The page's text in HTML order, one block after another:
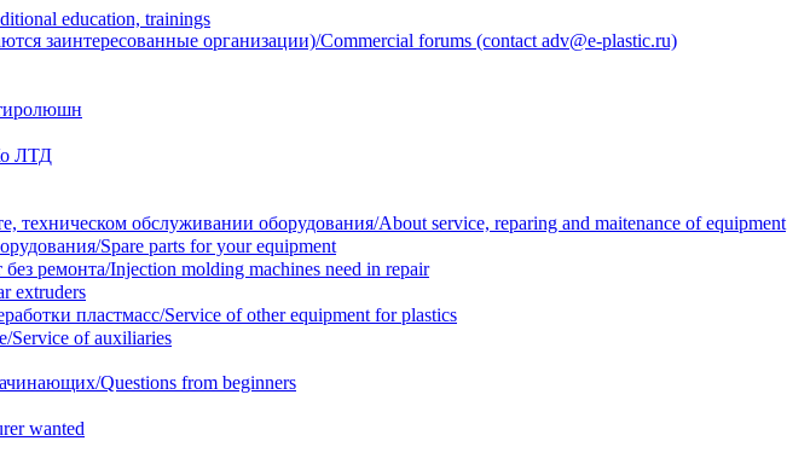
education, trainings
заинтересованные организации)/Commercial forums (contact adv@e-plastic.ru)
ЛТД
техническом обслуживании оборудования/About service, reparing and maitenance of equipment
Spare parts for your equipment
ремонта/Injection molding machines need in repair
extruders
пластмасс/Service of other equipment for plastics
of auxiliaries
Questions from beginners
wanted